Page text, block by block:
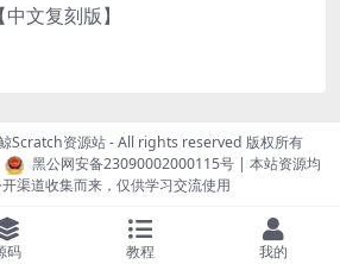
文复刻版】
Scratch资源站- All rights reserved 版权所有
黑公网安备23090002000115号| 本站资源均
渠道收集而来，仅供学习交流使用
码 教程 我的